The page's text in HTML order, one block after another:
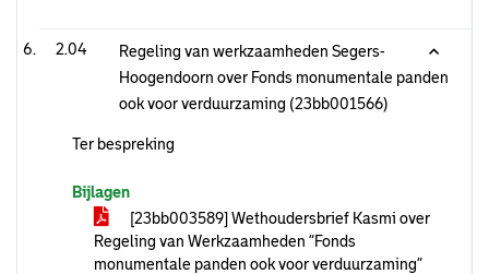
2.04
Regeling van werkzaamheden Segers-
Hoogendoorn over Fonds monumentale panden
ook voor verduurzaming (23bb001566)
Ter bespreking
Bijlagen
[23bb003589] Wethoudersbrief Kasmi over
Regeling van Werkzaamheden “Fonds
monumentale panden ook voor verduurzaming”